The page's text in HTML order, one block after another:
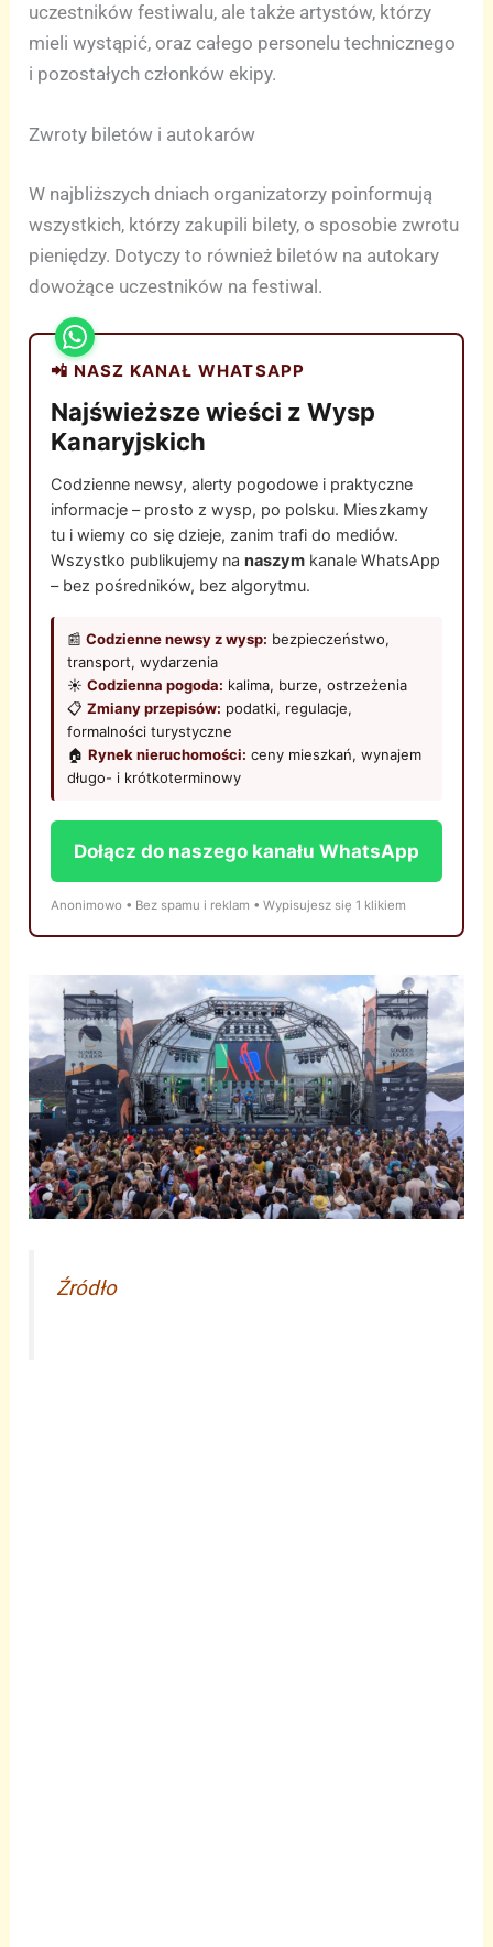
uczestników festiwalu, ale także artystów, którzy
mieli wystąpić, oraz całego personelu technicznego
i pozostałych członków ekipy.
Zwroty biletów i autokarów
W najbliższych dniach organizatorzy poinformują
wszystkich, którzy zakupili bilety, o sposobie zwrotu
pieniędzy. Dotyczy to również biletów na autokary
dowożące uczestników na festiwal.
📲 NASZ KANAŁ WHATSAPP
Najświeższe wieści z Wysp
Kanaryjskich
Codzienne newsy, alerty pogodowe i praktyczne
informacje – prosto z wysp, po polsku. Mieszkamy
tu i wiemy co się dzieje, zanim trafi do mediów.
Wszystko publikujemy nanaszym kanale WhatsApp
– bez pośredników, bez algorytmu.
📰Codzienne newsy z wysp: bezpieczeństwo,
transport, wydarzenia
☀️Codzienna pogoda: kalima, burze, ostrzeżenia
📋Zmiany przepisów: podatki, regulacje,
formalności turystyczne
🏠Rynek nieruchomości: ceny mieszkań, wynajem
długo- i krótkoterminowy
Dołącz do naszego kanału WhatsApp
Anonimowo • Bez spamu i reklam • Wypisujesz się 1 klikiem
Źródło